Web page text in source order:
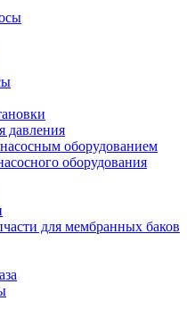
давления
оборудованием
оборудования
для мембранных баков